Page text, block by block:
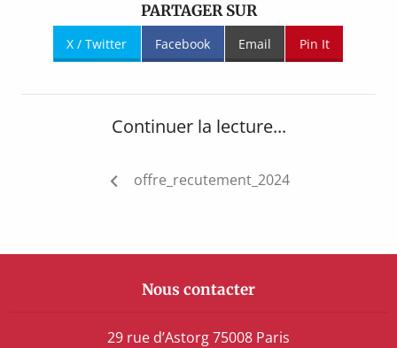
PARTAGER SUR
X / Twitter Facebook Email Pin It
Continuer la lecture...
Navigationoffre_recutement_2024
Nous contacter
29 rue d’Astorg 75008 Paris